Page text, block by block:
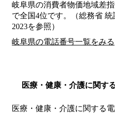
岐阜県の消費者物価地域差
で全国4位です。（総務省
2023を参照）
岐阜県の電話番号一覧をみる
医療・健康・介護に関す
医療・健康・介護に関する